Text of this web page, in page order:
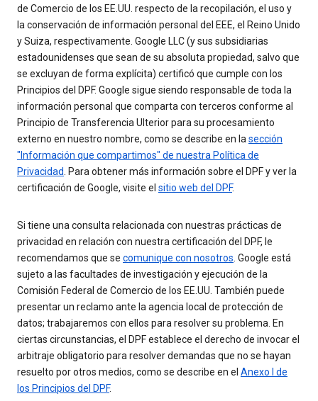
de Comercio de los EE.UU. respecto de la recopilación, el uso y
la conservación de información personal del EEE, el Reino Unido
y Suiza, respectivamente. Google LLC (y sus subsidiarias
estadounidenses que sean de su absoluta propiedad, salvo que
se excluyan de forma explícita) certificó que cumple con los
Principios del DPF. Google sigue siendo responsable de toda la
información personal que comparta con terceros conforme al
Principio de Transferencia Ulterior para su procesamiento
externo en nuestro nombre, como se describe en lasección
"Información que compartimos" de nuestra Política de
Privacidad. Para obtener más información sobre el DPF y ver la
certificación de Google, visite el sitio web del DPF.
Si tiene una consulta relacionada con nuestras prácticas de
privacidad en relación con nuestra certificación del DPF, le
recomendamos que se comunique con nosotros. Google está
sujeto a las facultades de investigación y ejecución de la
Comisión Federal de Comercio de los EE.UU. También puede
presentar un reclamo ante la agencia local de protección de
datos; trabajaremos con ellos para resolver su problema. En
ciertas circunstancias, el DPF establece el derecho de invocar el
arbitraje obligatorio para resolver demandas que no se hayan
resuelto por otros medios, como se describe en el Anexo I de
los Principios del DPF.